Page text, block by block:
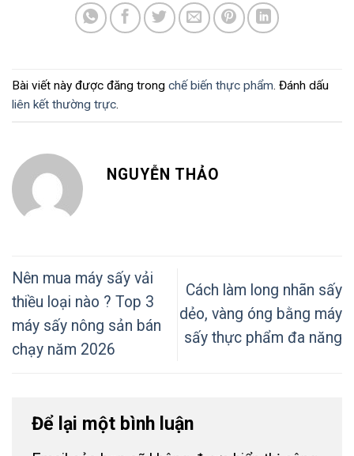
Bài viết này được đăng trong chế biến thực phẩm. Đánh dấu
liên kết thường trực.
NGUYỄN THẢO
Nên mua máy sấy vải
thiều loại nào ? Top 3
máy sấy nông sản bán
chạy năm 2026
Cách làm long nhãn sấy
dẻo, vàng óng bằng máy
sấy thực phẩm đa năng
Để lại một bình luận